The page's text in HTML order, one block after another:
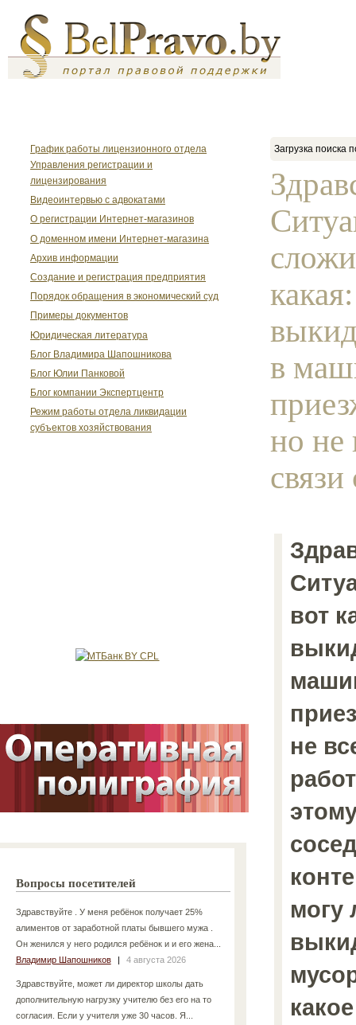
График работы лицензионного отдела
Управления регистрации и
лицензирования
Видеоинтервью с адвокатами
О регистрации Интернет-магазинов
О доменном имени Интернет-магазина
Архив информации
Создание и регистрация предприятия
Порядок обращения в экономический суд
Примеры документов
Юридическая литература
Блог Владимира Шапошникова
Блог Юлии Панковой
Блог компании Экспертцентр
Режим работы отдела ликвидации
субъектов хозяйствования
Вопросы посетителей
Здравствуйте . У меня ребёнок получает 25%
алиментов от заработной платы бывшего мужа .
Он женился у него родился ребёнок и и его жена...
Владимир Шапошников
| 4 августа 2026
Здравствуйте, может ли директор школы дать
дополнительную нагрузку учителю без его на то
согласия. Если у учителя уже 30 часов. Я...
Загрузка поиска
в
но не
вот
не
могу